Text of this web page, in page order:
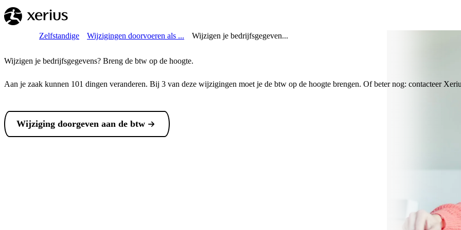
Overslaan naar de hoofdinhoud
Breadcrumb
HomeZelfstandige Wijzigingen doorvoeren als ... Wijzigen je bedrijfsgegeven...
Wijzigen je bedrijfsgegevens? Breng de btw op de hoogte.
Aan je zaak kunnen 101 dingen veranderen. Bij 3 van deze wijzigingen moet je de btw op de hoogte brengen. Of beter nog: contacteer
Wijziging doorgeven aan de btw